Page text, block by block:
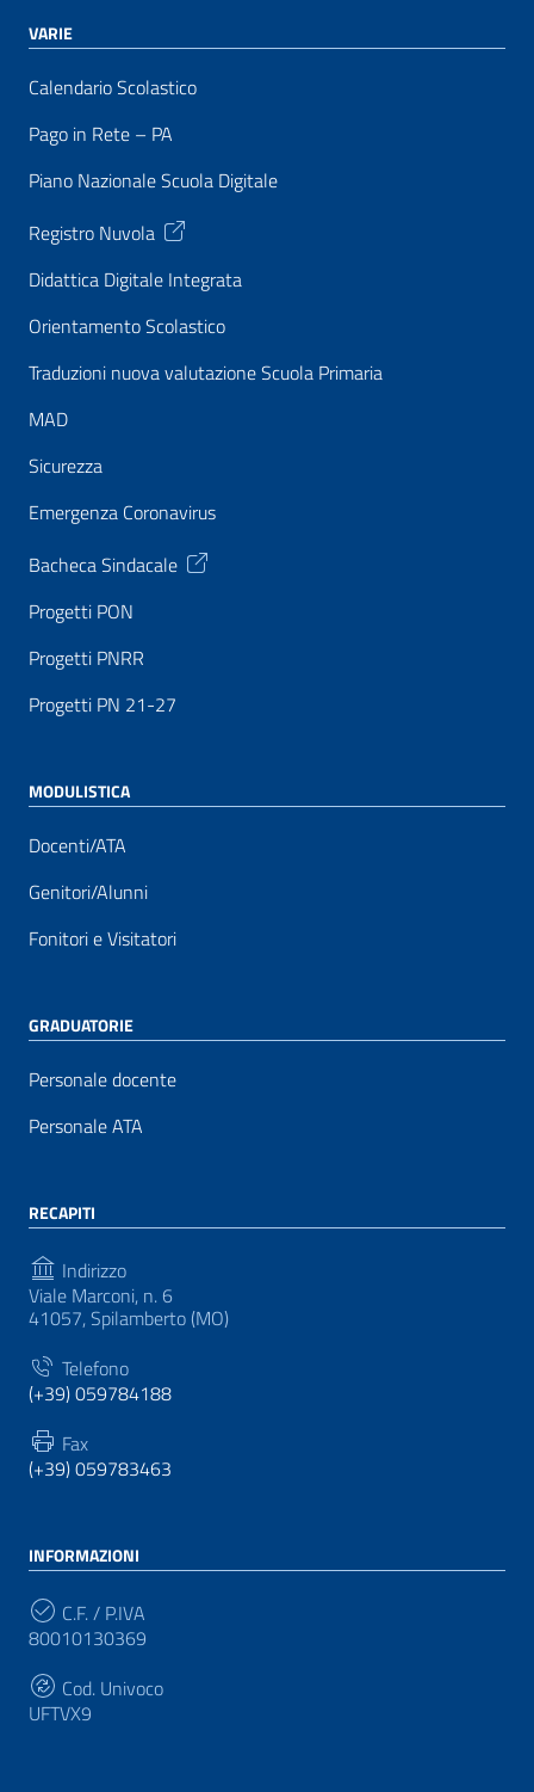
VARIE
Calendario Scolastico
Pago in Rete – PA
Piano Nazionale Scuola Digitale
Registro Nuvola
Didattica Digitale Integrata
Orientamento Scolastico
Traduzioni nuova valutazione Scuola Primaria
MAD
Sicurezza
Emergenza Coronavirus
Bacheca Sindacale
Progetti PON
Progetti PNRR
Progetti PN 21-27
MODULISTICA
Docenti/ATA
Genitori/Alunni
Fonitori e Visitatori
GRADUATORIE
Personale docente
Personale ATA
RECAPITI
Indirizzo
Viale Marconi, n. 6
41057, Spilamberto (MO)
Telefono
(+39) 059784188
Fax
(+39) 059783463
INFORMAZIONI
C.F. / P.IVA
80010130369
Cod. Univoco
UFTVX9